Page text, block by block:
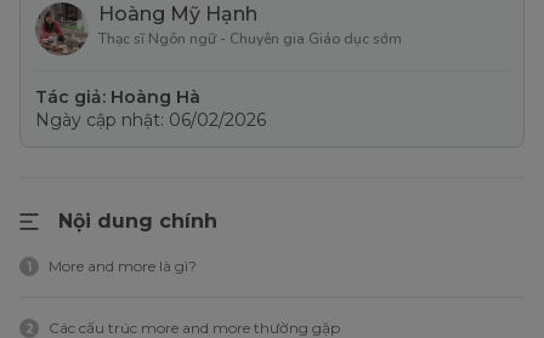
Hoàng Mỹ Hạnh
Thạc sĩ Ngôn ngữ - Chuyên gia Giáo dục sớm
Tác giả: Hoàng Hà
Ngày cập nhật: 06/02/2026
Nội dung chính
1 More and more là gì?
2 Các cấu trúc more and more thường gặp